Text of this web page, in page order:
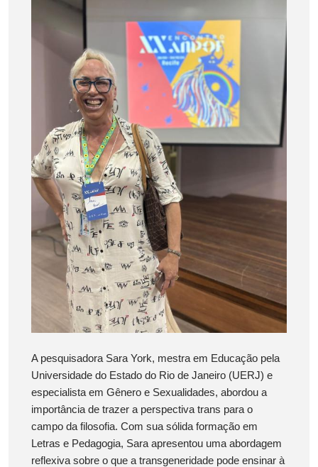
A pesquisadora Sara York, mestra em Educação pela
Universidade do Estado do Rio de Janeiro (UERJ) e
especialista em Gênero e Sexualidades, abordou a
importância de trazer a perspectiva trans para o
campo da filosofia. Com sua sólida formação em
Letras e Pedagogia, Sara apresentou uma abordagem
reflexiva sobre o que a transgeneridade pode ensinar à